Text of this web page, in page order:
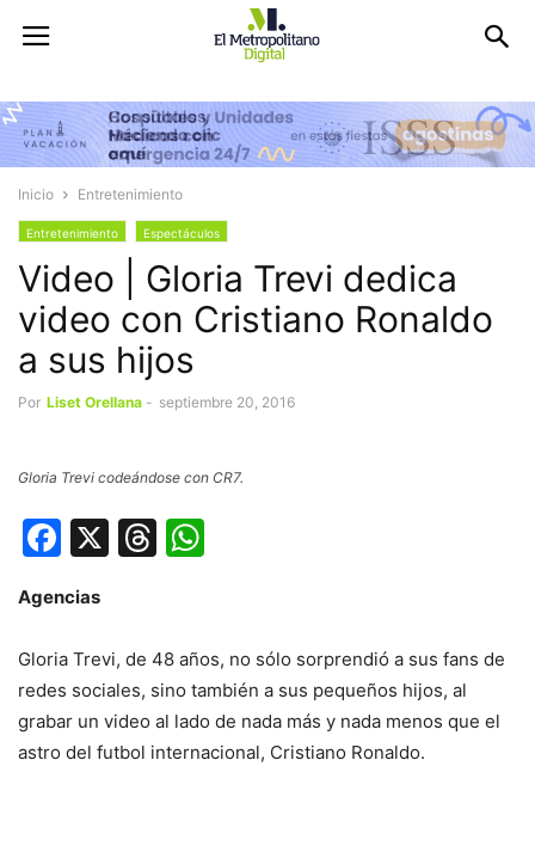
Inicio Entretenimiento
Entretenimiento Espectáculos
Video | Gloria Trevi dedica
video con Cristiano Ronaldo
a sus hijos
Por Liset Orellana - septiembre 20, 2016
Gloria Trevi codeándose con CR7.
Facebook
X Threads
Agencias
Gloria Trevi, de 48 años, no sólo sorprendió a sus fans de
redes sociales, sino también a sus pequeños hijos, al
grabar un video al lado de nada más y nada menos que el
astro del futbol internacional, Cristiano Ronaldo.